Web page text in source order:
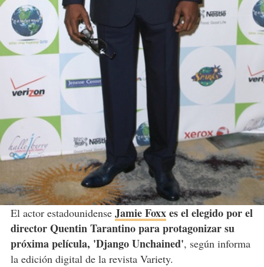
El actor estadounidense Jamie Foxxes el elegido por el
director Quentin Tarantino para protagonizar su
próxima película, 'Django Unchained', según informa
la edición digital de la revista Variety.